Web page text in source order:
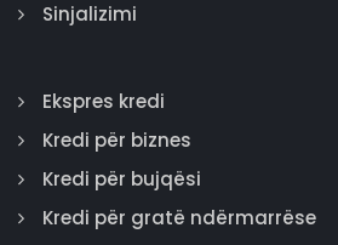
Sinjalizimi
Ekspres kredi
Kredi për biznes
Kredi për bujqësi
Kredi për gratë ndërmarrëse